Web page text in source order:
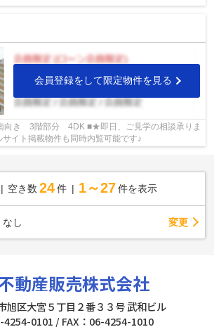
会員登録をして限定物件を見る
向き 3階部分 4DK ■★即日、ご見学の相談承りま
ルサイト掲載物件も同時内覧可能です♪
空き数 24 件 1～27 件を表示
なし 変更
動産販売株式会社
旭区大宮５丁目２番３３号 武和ビル
4254-0101 / FAX：06-4254-1010